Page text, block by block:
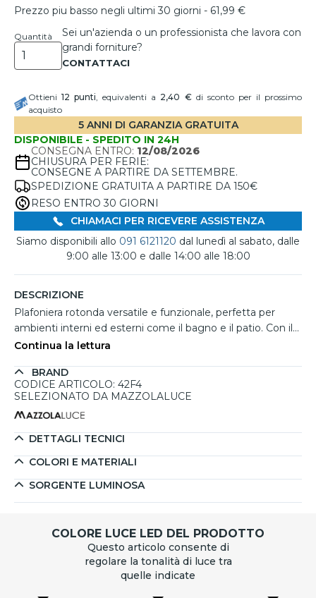
Prezzo piu basso negli ultimi 30 giorni - 61,99 €
Quantità
Sei un'azienda o un professionista che lavora con
grandi forniture?
Ottieni12 punti, equivalenti a 2,40 €di sconto per il prossimo
acquisto
5 ANNI DI GARANZIA GRATUITA
DISPONIBILE - SPEDITO IN 24H
CONSEGNA ENTRO: 12/08/2026
CHIUSURA PER FERIE:
CONSEGNE A PARTIRE DA SETTEMBRE.
SPEDIZIONE GRATUITA A PARTIRE DA 150€
RESO ENTRO 30 GIORNI
CHIAMACI PER RICEVERE ASSISTENZA
Siamo disponibili allo 091 6121120 dal lunedì al sabato, dalle
9:00 alle 13:00 e dalle 14:00 alle 18:00
DESCRIZIONE
Plafoniera rotonda versatile e funzionale, perfetta per
ambienti interni ed esterni come il bagno e il patio. Con il
suo design moderno e lineare, si adatta facilmente a
luminosità. Realizzata in resistente materiale plastico,
garantisce durata e facilità di manutenzione. La possibilità
luminosità in base alle necessità. Grazie alla protezione
IP65, questa plafoniera è resistente a liquidi, vapore e
larghezza: ø25 cm - profondità: 9.5 cm - grado protezione:
IP65 - lampadina: 1 x max 15W E27 led (non inclusa) -
Continua la lettura
BRAND
CODICE ARTICOLO: 42F4
SELEZIONATO DA MAZZOLALUCE
DETTAGLI TECNICI
COLORI E MATERIALI
SORGENTE LUMINOSA
COLORE LUCE LED DEL PRODOTTO
Questo articolo consente di
regolare la tonalità di luce tra
quelle indicate